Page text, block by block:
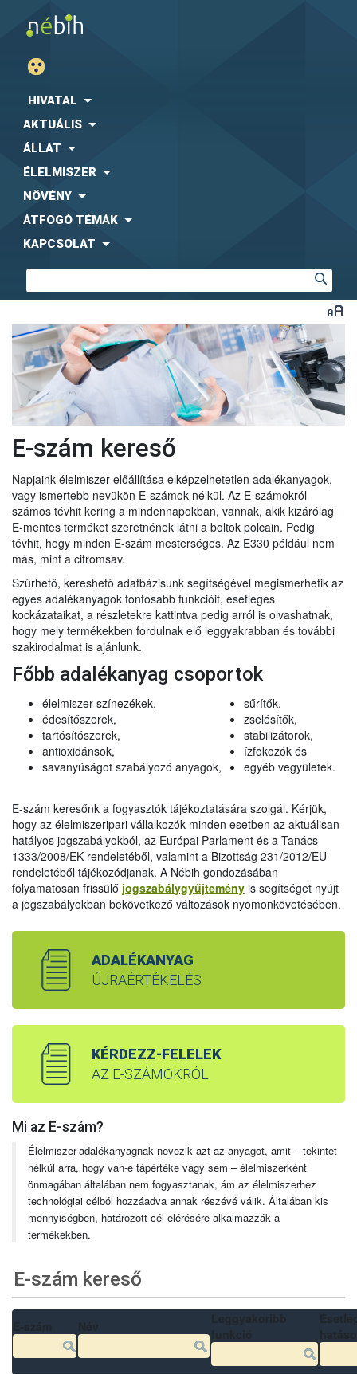
HIVATAL
AKTUÁLIS
ÁLLAT
ÉLELMISZER
NÖVÉNY
ÁTFOGÓ TÉMÁK
KAPCSOLAT
E-szám kereső
Napjaink élelmiszer-előállítása elképzelhetetlen adalékanyagok,
vagy ismertebb nevükön E-számok nélkül. Az E-számokról
számos tévhit kering a mindennapokban, vannak, akik kizárólag
E-mentes terméket szeretnének látni a boltok polcain. Pedig
tévhit, hogy minden E-szám mesterséges. Az E330 például nem
más, mint a citromsav.
Szűrhető, kereshető adatbázisunk segítségével megismerhetik az
egyes adalékanyagok fontosabb funkcióit, esetleges
kockázataikat, a részletekre kattintva pedig arról is olvashatnak,
hogy mely termékekben fordulnak elő leggyakrabban és további
szakirodalmat is ajánlunk.
Főbb adalékanyag csoportok
élelmiszer-színezékek,
édesítőszerek,
tartósítószerek,
antioxidánsok,
savanyúságot szabályozó anyagok,
sűrítők,
zselésítők,
stabilizátorok,
ízfokozók és
egyéb vegyületek.
E-szám keresőnk a fogyasztók tájékoztatására szolgál. Kérjük,
hogy az élelmiszeripari vállalkozók minden esetben az aktuálisan
hatályos jogszabályokból, az Európai Parlament és a Tanács
1333/2008/EK rendeletéből, valamint a Bizottság 231/2012/EU
rendeletéből tájékozódjanak. A Nébih gondozásában
folyamatosan frissülő jogszabálygyűjtemény is segítséget nyújt
a jogszabályokban bekövetkező változások nyomonkövetésében.
ADALÉKANYAG
ÚJRAÉRTÉKELÉS
KÉRDEZZ-FELELEK
AZ E-SZÁMOKRÓL
Mi az E-szám?
Élelmiszer-adalékanyagnak nevezik azt az anyagot, amit – tekintet
nélkül arra, hogy van-e tápértéke vagy sem – élelmiszerként
önmagában általában nem fogyasztanak, ám az élelmiszerhez
technológiai célból hozzáadva annak részévé válik. Általában kis
mennyiségben, határozott cél elérésére alkalmazzák a
termékekben.
E-szám kereső